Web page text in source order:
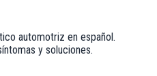
automotriz en español.
y soluciones.